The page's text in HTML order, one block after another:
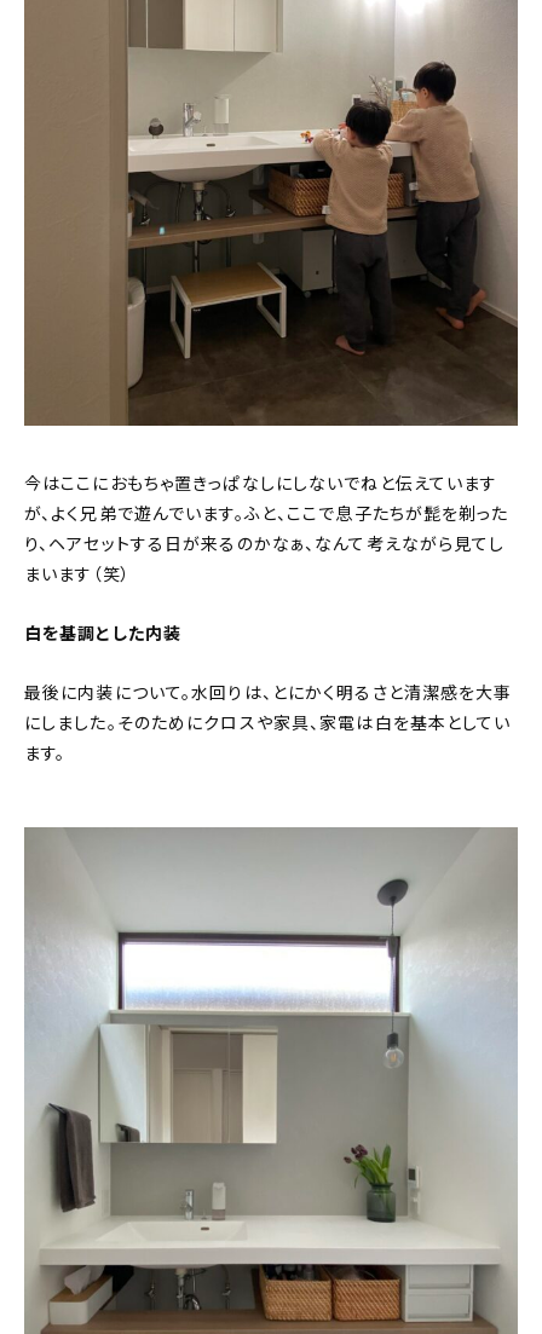
今はここにおもちゃ置きっぱなしにしないでねと伝えています
が、よく兄弟で遊んでいます。ふと、ここで息子たちが髭を剃った
り、ヘアセットする日が来るのかなぁ、なんて考えながら見てし
まいます（笑）
白を基調とした内装
最後に内装について。水回りは、とにかく明るさと清潔感を大事
にしました。そのためにクロスや家具、家電は白を基本としてい
ます。